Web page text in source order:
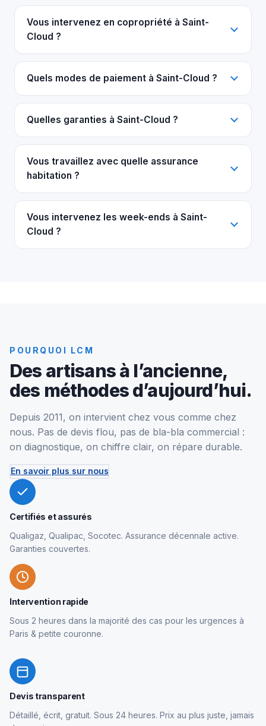
Vous intervenez en copropriété à Saint-
Cloud ?
Quels modes de paiement à Saint-Cloud ?
Quelles garanties à Saint-Cloud ?
Vous travaillez avec quelle assurance
habitation ?
Vous intervenez les week-ends à Saint-
Cloud ?
POURQUOI LCM
Des artisans à l’ancienne,
des méthodes d’aujourd’hui.
Depuis 2011, on intervient chez vous comme chez
nous. Pas de devis flou, pas de bla-bla commercial :
on diagnostique, on chiffre clair, on répare durable.
En savoir plus sur nous
Certifiés et assurés
Qualigaz, Qualipac, Socotec. Assurance décennale active.
Garanties couvertes.
Intervention rapide
Sous 2 heures dans la majorité des cas pour les urgences à
Paris & petite couronne.
Devis transparent
Détaillé, écrit, gratuit. Sous 24 heures. Prix au plus juste, jamais